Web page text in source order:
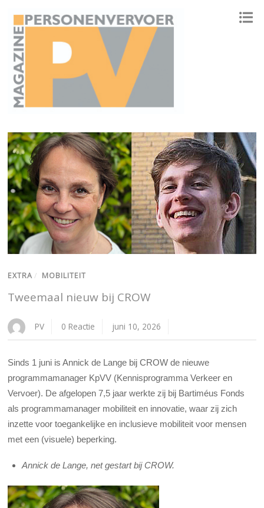
EXTRA / MOBILITEIT
Tweemaal nieuw bij CROW
PV 0 Reactie juni 10, 2026
Sinds 1 juni is Annick de Lange bij CROW de nieuwe
programmamanager KpVV (Kennisprogramma Verkeer en
Vervoer). De afgelopen 7,5 jaar werkte zij bij Bartiméus Fonds
als programmamanager mobiliteit en innovatie, waar zij zich
inzette voor toegankelijke en inclusieve mobiliteit voor mensen
met een (visuele) beperking.
Annick de Lange, net gestart bij CROW.